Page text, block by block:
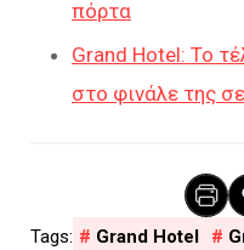
πόρτα
Grand Hotel: Το
στο φινάλε της
Grand Hotel